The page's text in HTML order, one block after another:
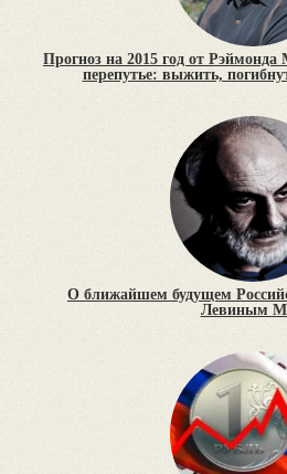
Прогноз на 2015 год от
перепутье: выжить,
О ближайшем будущем
Левиным